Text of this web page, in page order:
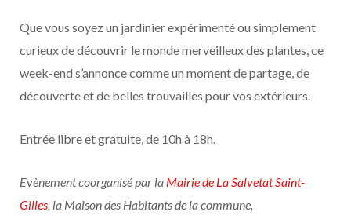
Que vous soyez un jardinier expérimenté ou simplement
curieux de découvrir le monde merveilleux des plantes, ce
week-end s’annonce comme un moment de partage, de
découverte et de belles trouvailles pour vos extérieurs.
Entrée libre et gratuite, de 10h à 18h.
Evènement coorganisé par la Mairie de La Salvetat Saint-
Gilles, la Maison des Habitants de la commune,